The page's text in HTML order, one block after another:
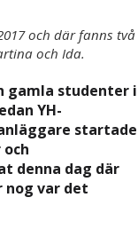
och där fanns två
och Ida.
gamla studenter i
YH-
startade
denna dag där
nog var det